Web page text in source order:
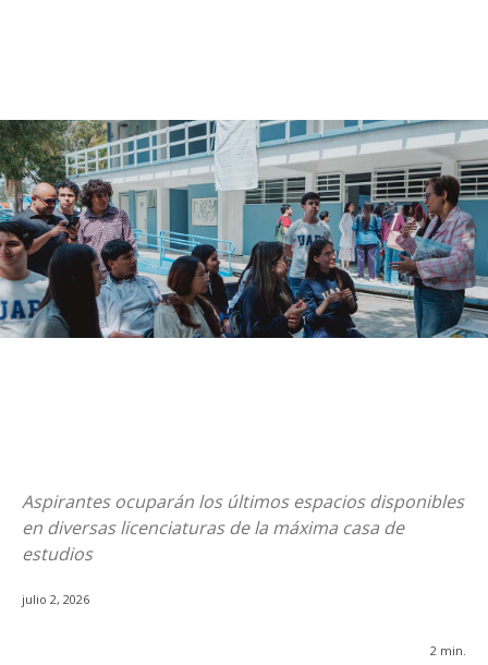
Aspirantes ocuparán los últimos espacios disponibles
en diversas licenciaturas de la máxima casa de
estudios
julio 2, 2026
2 min.